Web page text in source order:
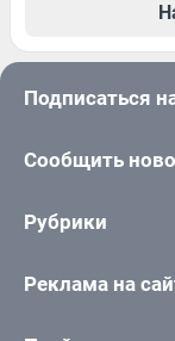
Подписаться
Сообщить
Рубрики
Реклама на